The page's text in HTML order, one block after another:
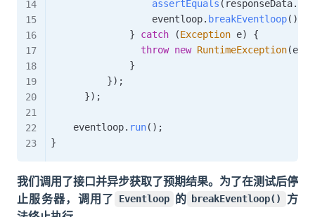
assertEquals ( responseData.
                  eventloop
. breakEventloop( )
}
catch (Exception e)
{
throw new RuntimeException(e
}
}) ;
}) ;
    eventloop
. run( ) ;
}
我们调用了接口并异步获取了预期结果。为了在测试后停
止服务器，调用了
Eventloop 的 breakEventloop()
方